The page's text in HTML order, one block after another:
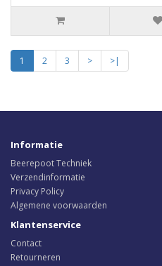
1 2 3 >
>|
Informatie
Beerepoot Techniek
Verzendinformatie
Privacy Policy
Algemene voorwaarden
Klantenservice
Contact
Retourneren